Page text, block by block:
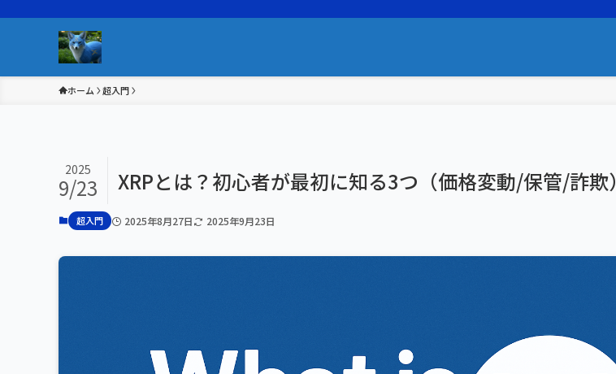
ホーム 超入門
XRPとは？初心者が最初に知る3つ（価格変動/保管/詐欺）
2025
9/23
超入門 2025年8月27日 2025年9月23日